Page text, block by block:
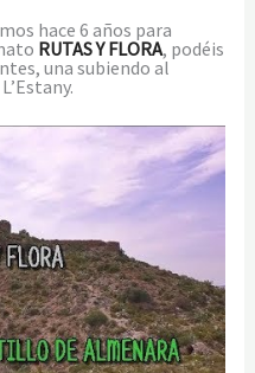
hace 6 años para
RUTAS Y FLORA, podéis
una subiendo al